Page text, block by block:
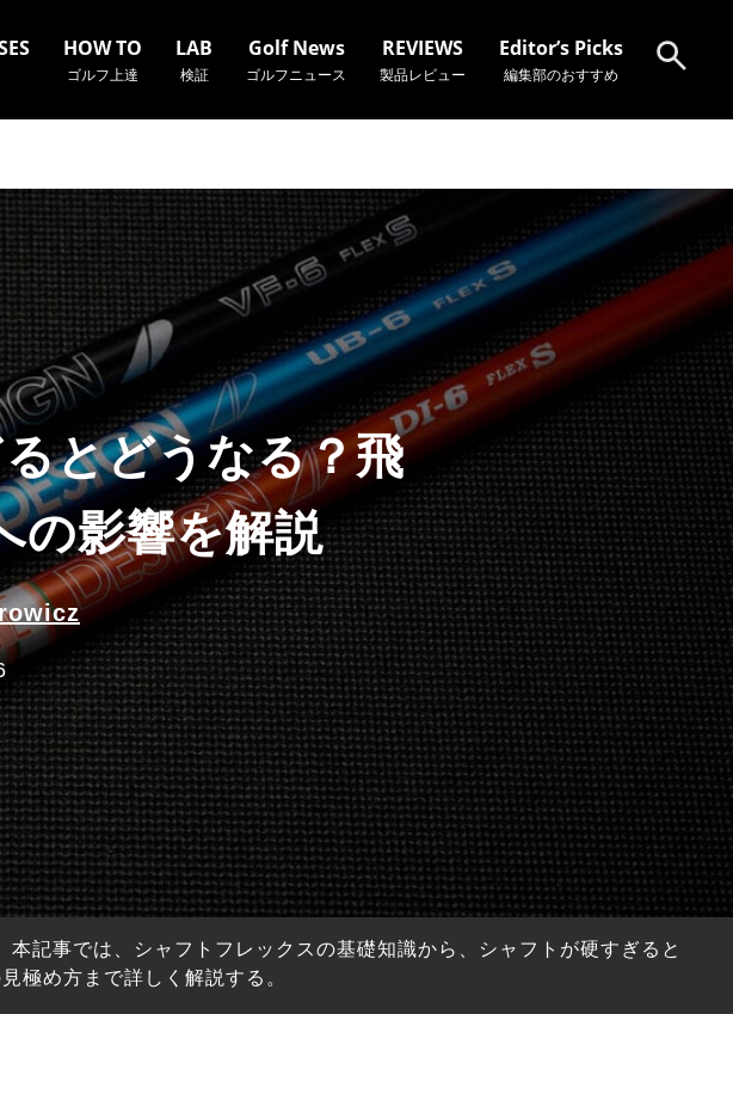
HOW TO
ゴルフ上達
LAB
検証
Golf News
ゴルフニュース
REVIEWS
製品レビュー
Editor’s Picks
編集部のおすすめ
とどうなる？飛
の影響を解説
記事では、シャフトフレックスの基礎知識から、シャフトが硬すぎると
極め方まで詳しく解説する。
ください。